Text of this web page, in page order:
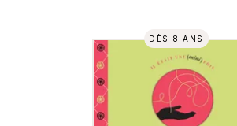
DÈS 8 ANS